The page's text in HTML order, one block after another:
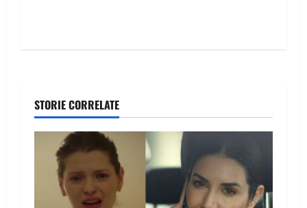
STORIE CORRELATE